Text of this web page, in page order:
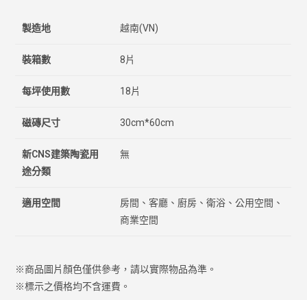
製造地 越南(VN)
裝箱數 8片
每坪使用數 18片
磁磚尺寸 30cm*60cm
新CNS建築陶瓷用
途分類
無
適用空間
房間、客廳、廚房、衛浴、公用空間、
商業空間
※商品圖片顏色僅供參考，請以實際物品為準。
※標示之價格均不含運費。